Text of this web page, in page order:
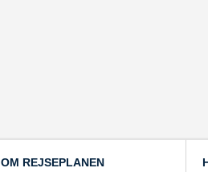
OM REJSEPLANEN